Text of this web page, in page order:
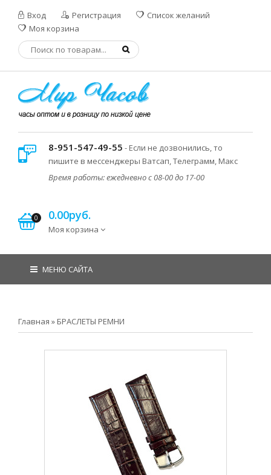
Вход Регистрация
Список желаний
Моя корзина
8-951-547-49-55 - Если не дозвонились, то
пишите в мессенджеры Ватсап, Телеграмм, Макс
Время работы: ежедневно с 08-00 до 17-00
0 0.00руб.
Моя корзина
МЕНЮ САЙТА
Главная » БРАСЛЕТЫ РЕМНИ